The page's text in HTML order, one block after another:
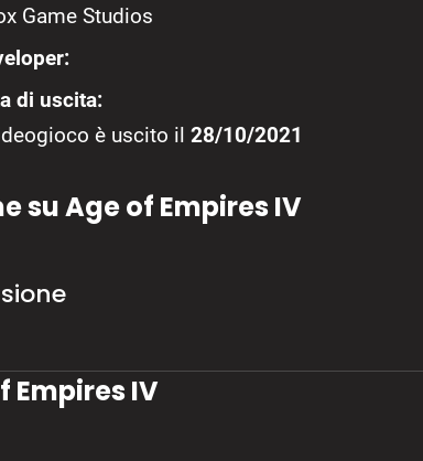
Game Studios
di uscita:
è uscito il 28/10/2021
su Age of Empires IV
Empires IV